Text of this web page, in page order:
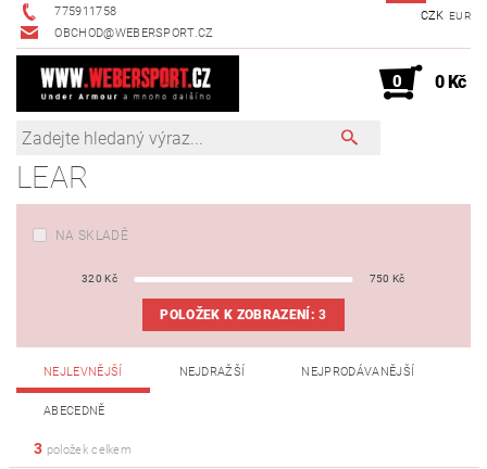
775911758
OBCHOD@WEBERSPORT.CZ
CZK EUR
0 0 Kč
LEAR
NA SKLADĚ
320 Kč 750 Kč
POLOŽEK K ZOBRAZENÍ:3
NEJLEVNĚJŠÍ NEJDRAŽŠÍ NEJPRODÁVANĚJŠÍ
ABECEDNĚ
3 položek celkem